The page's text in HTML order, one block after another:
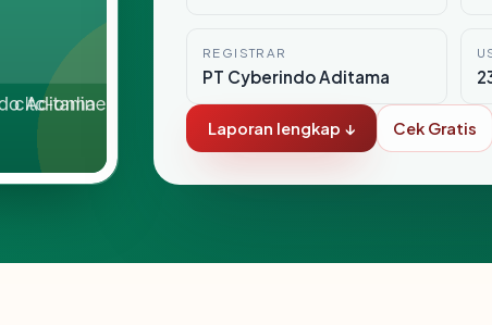
REGISTRAR
PT Cyberindo Aditama
Laporan lengkap ↓ Cek Gratis